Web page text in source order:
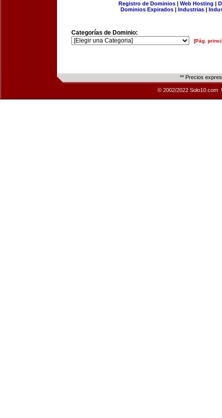
Registro de Dominios| Web Hosting |
Dominios Expirados | Industrias |
Categorías de Dominio:
[Pág.
** Precios
© 2002/2022 Solo10.com